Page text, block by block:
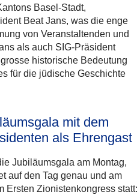
Basel-Stadt,
Beat Jans, was die enge
von Veranstaltenden und
als auch SIG-Präsident
historische Bedeutung
für die jüdische Geschichte
mit dem
als Ehrengast
Jubiläumsgala am Montag,
auf den Tag genau und am
Ersten Zionistenkongress statt: